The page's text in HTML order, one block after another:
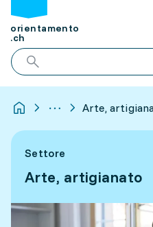
orientamento
.ch
Arte,
Settore
Arte, artigianato